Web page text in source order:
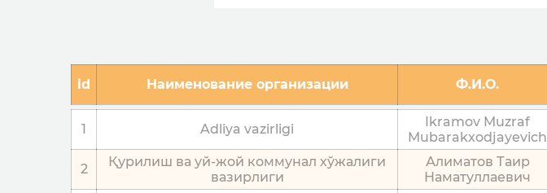
id Наименование организации Ф.И.О.
id Наименование организации Ф.И.О.
1 Adliya vazirligi
Ikramov Muzraf
Mubarakxodjayevich
2
Қурилиш ва уй-жой коммунал хўжалиги
вазирлиги
Алиматов Таир
Наматуллаевич